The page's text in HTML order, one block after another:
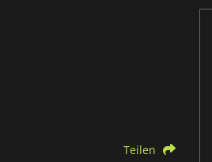
Teilen